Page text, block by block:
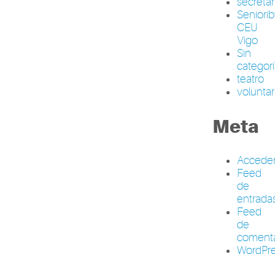
CEU
Vigo
Sin
teatro
Meta
Feed
de
Feed
de